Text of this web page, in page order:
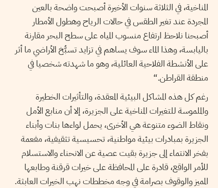
المناخية، في الثلاثة سنوات الأخيرة أصبحت واضحة بالعين
المجردة عند تغير الطقس في حالات الرياح وهطول الأمطار
أصبحنا نلاحظ ارتفاع منسوب المياه على سطح البحر مقارنة
باليابسة، وهذا الماء سوف يساهم في تزايد تسبُّخ الأراضي ما أثر
على الأنشطة الفلاحية العائلية، وهو ما شهدته شخصيا في
منطقة القراطن.“
رغم كل هذه المشاكل البيئية المعقدة، والتأثيرات الخطيرة
والملموسة للتغيرات المناخية على الجزيرة، إلا أن منابع الأمل
ونقاط الضوء متنوعة هي الأخرى، يحمل لواءها بنات وأبناء
الجزيرة بمبادرات بيئية مواطنية، تحسيسية تثقيفية، مفعمة
بفخر الانتماء إلى جزيرة بقيت عصية عن الانحناء والاستسلام
للأمر الواقع، قادرة على المحافظة على خيرات قرقنة وطابعها
المميز والوقوف بصرامة في وجه مخططات نهب الخيرات العابثة.